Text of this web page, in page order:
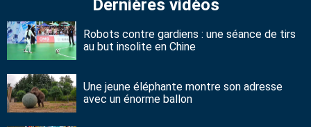
Dernières vidéos
Robots contre gardiens : une séance de tirs
au but insolite en Chine
Une jeune éléphante montre son adresse
avec un énorme ballon